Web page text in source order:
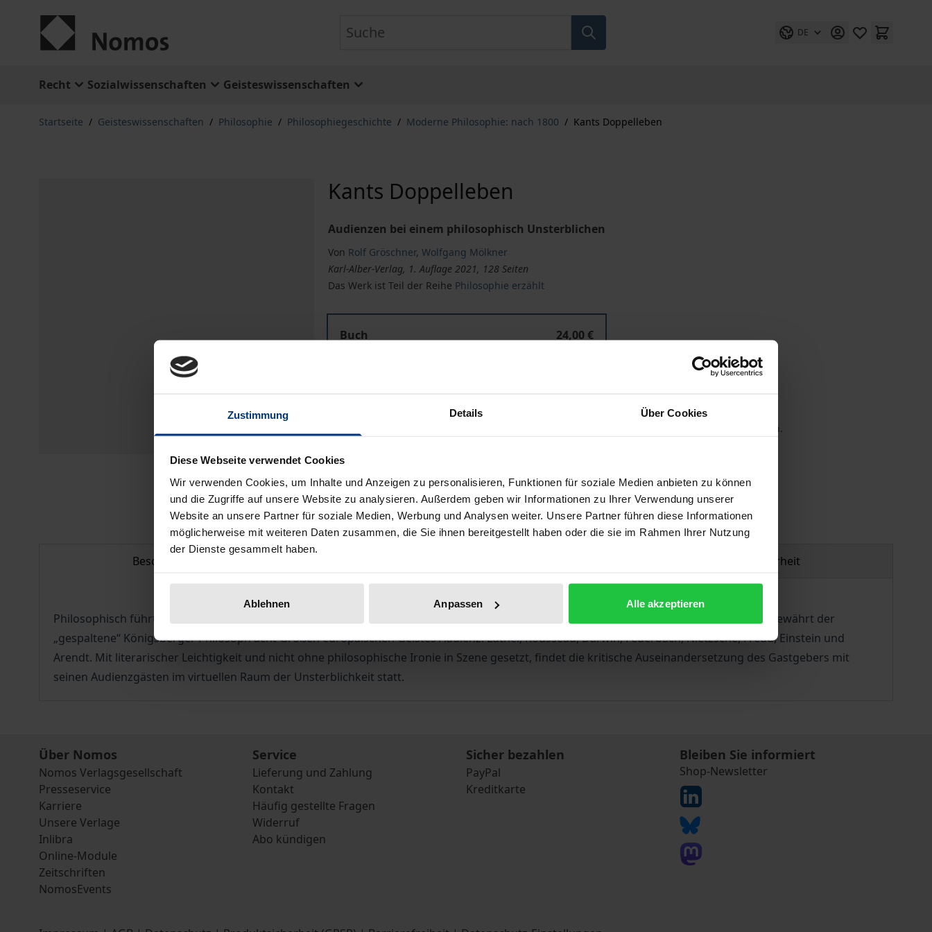
Zustimmung Details Über Cookies
Diese Webseite verwendet Cookies
Wir verwenden Cookies, um Inhalte und Anzeigen zu personalisieren, Funktionen für soziale Medien anbieten zu können
und die Zugriffe auf unsere Website zu analysieren. Außerdem geben wir Informationen zu Ihrer Verwendung unserer
Website an unsere Partner für soziale Medien, Werbung und Analysen weiter. Unsere Partner führen diese Informationen
möglicherweise mit weiteren Daten zusammen, die Sie ihnen bereitgestellt haben oder die sie im Rahmen Ihrer Nutzung
der Dienste gesammelt haben.
Ablehnen Anpassen Alle akzeptieren
DE
Recht Sozialwissenschaften Geisteswissenschaften
Startseite / Geisteswissenschaften / Philosophie / Philosophiegeschichte / Moderne Philosophie: nach 1800 / Kants Doppelleben
Kants Doppelleben
Audienzen bei einem philosophisch Unsterblichen
Von Rolf Gröschner,Wolfgang Mölkner
Karl-Alber-Verlag, 1. Auflage 2021, 128 Seiten
Das Werk ist Teil der Reihe Philosophie erzählt
Buch
24,00 €
Preisangaben inkl. MwSt. Abhängig von der Lieferadresse kann die MwSt. an der Kasse variieren.
Hinweise zu Versandkosten
Beschreibung Produktsicherheit
Philosophisch führte Immanuel Kant ein Doppelleben – als Vernunft- und Sinnenmensch. In einer entsprechend gestalteten Doppelrolle gewährt der
„gespaltene“ Königsberger Philosoph acht Größen europäischen Geistes Audienz: Luther, Rousseau, Darwin, Feuerbach, Nietzsche, Freud, Einstein und
Arendt. Mit literarischer Leichtigkeit und nicht ohne philosophische Ironie in Szene gesetzt, findet die kritische Auseinandersetzung des Gastgebers mit
seinen Audienzgästen im virtuellen Raum der Unsterblichkeit statt.
Über Nomos
Nomos Verlagsgesellschaft
Presseservice
Karriere
Unsere Verlage
Inlibra
Online-Module
Zeitschriften
NomosEvents
Service
Lieferung und Zahlung
Kontakt
Häufig gestellte Fragen
Widerruf
Abo kündigen
Sicher bezahlen
PayPal
Kreditkarte
Bleiben Sie informiert
Shop-Newsletter